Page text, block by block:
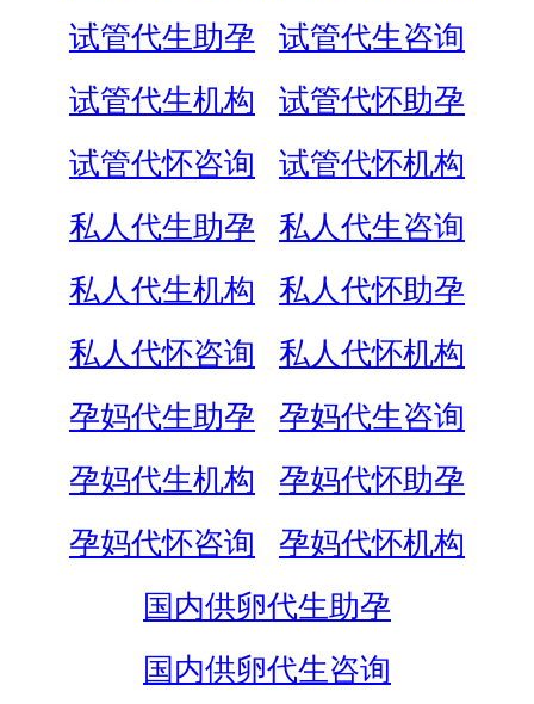
试管代生助孕
试管代生咨询
试管代生机构
试管代怀助孕
试管代怀咨询
试管代怀机构
私人代生助孕
私人代生咨询
私人代生机构
私人代怀助孕
私人代怀咨询
私人代怀机构
孕妈代生助孕
孕妈代生咨询
孕妈代生机构
孕妈代怀助孕
孕妈代怀咨询
孕妈代怀机构
国内供卵代生助孕
国内供卵代生咨询